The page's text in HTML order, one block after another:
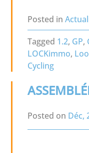
Posted in
Tagged 1.2, GP,
LOCKimmo,
Cycling
Posted on Déc,